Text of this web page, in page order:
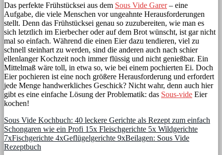
Das perfekte Frühstücksei aus dem Sous Vide Garer– eine
Aufgabe, die viele Menschen vor ungeahnte Herausforderungen
stellt. Denn das Frühstücksei genau so zuzubereiten, wie man es
sich letztlich im Eierbecher oder auf dem Brot wünscht, ist gar nicht
mal so einfach. Während die einen Eier dazu tendieren, viel zu
schnell steinhart zu werden, sind die anderen auch nach schier
ellenlanger Kochzeit noch immer flüssig und nicht genießbar. Ein
Mittelmaß wäre toll, in etwa so, wie bei einem pochierten Ei. Doch
Eier pochieren ist eine noch größere Herausforderung und erfordert
jede Menge handwerkliches Geschick? Nicht wahr, denn auch hier
gibt es eine einfache Lösung der Problematik: das Sous-vide Eier
kochen!
Sous Vide Kochbuch: 40 leckere Gerichte als Rezept zum einfach
Schongaren wie ein Profi 15x Fleischgerichte 5x Wildgerichte
7xFischgerichte 4xGeflügelgerichte 9xBeilagen: Sous Vide
Rezeptbuch